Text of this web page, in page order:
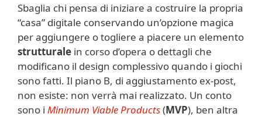
Sbaglia chi pensa di iniziare a costruire la propria
“casa” digitale conservando un’opzione magica
per aggiungere o togliere a piacere un elemento
strutturale in corso d’opera o dettagli che
modificano il design complessivo quando i giochi
sono fatti. Il piano B, di aggiustamento ex-post,
non esiste: non verrà mai realizzato. Un conto
sono i Minimum Viable Products(MVP), ben altra